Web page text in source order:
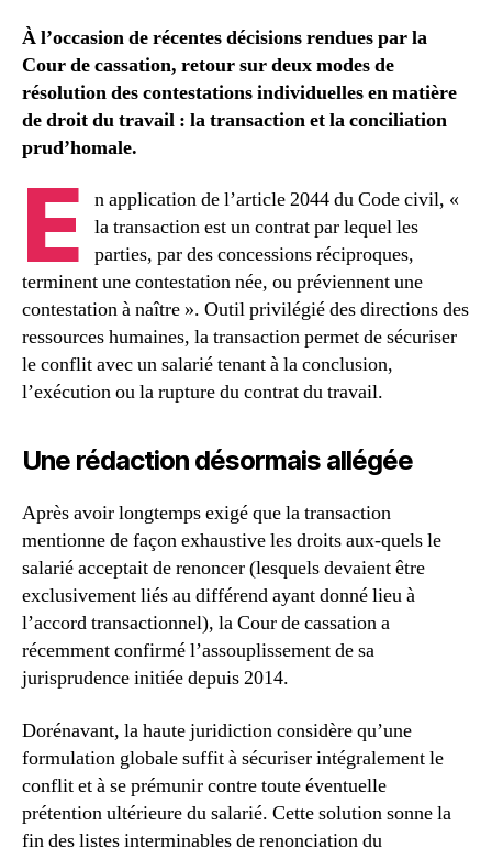
À l’occasion de récentes décisions rendues par la
Cour de cassation, retour sur deux modes de
résolution des contestations individuelles en matière
de droit du travail : la transaction et la conciliation
prud’homale.
E
n application de l’article 2044 du Code civil, «
la transaction est un contrat par lequel les
parties, par des concessions réciproques,
terminent une contestation née, ou préviennent une
contestation à naître ». Outil privilégié des directions des
ressources humaines, la transaction permet de sécuriser
le conflit avec un salarié tenant à la conclusion,
l’exécution ou la rupture du contrat du travail.
Une rédaction désormais allégée
Après avoir longtemps exigé que la transaction
mentionne de façon exhaustive les droits aux-quels le
salarié acceptait de renoncer (lesquels devaient être
exclusivement liés au différend ayant donné lieu à
l’accord transactionnel), la Cour de cassation a
récemment confirmé l’assouplissement de sa
jurisprudence initiée depuis 2014.
Dorénavant, la haute juridiction considère qu’une
formulation globale suffit à sécuriser intégralement le
conflit et à se prémunir contre toute éventuelle
prétention ultérieure du salarié. Cette solution sonne la
fin des listes interminables de renonciation du